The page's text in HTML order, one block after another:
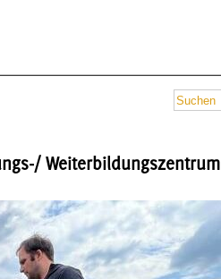
Weiterbildungszentrum